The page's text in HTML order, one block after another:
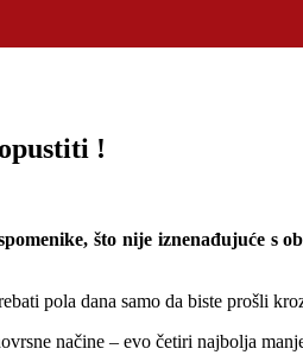
!
što nije iznenađujuće s
pola dana samo da biste prošli
načine – evo četiri najbolja